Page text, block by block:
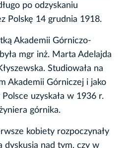
po odzyskaniu
Polskę 14 grudnia 1918.
Akademii Górniczo-
mgr inż. Marta Adelajda
Studiowała na
Akademii Górniczej i jako
uzyskała w 1936 r.
górnika.
kobiety rozpoczynały
dyskusja nad tym, czy w